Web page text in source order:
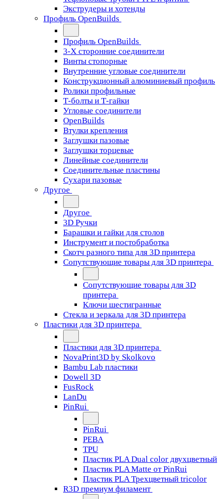
Экструдеры и хотенды
Профиль OpenBuilds
Профиль OpenBuilds
3-Х сторонние соединители
Винты стопорные
Внутренние угловые соединители
Конструкционный алюминиевый профиль
Ролики профильные
Т-болты и Т-гайки
Угловые соединители
OpenBuilds
Втулки крепления
Заглушки пазовые
Заглушки торцевые
Линейные соединители
Соединительные пластины
Сухари пазовые
Другое
Другое
3D Ручки
Барашки и гайки для столов
Инструмент и постобработка
Скотч разного типа для 3D принтера
Сопутствующие товары для 3D принтера
Сопутствующие товары для 3D
принтера
Ключи шестигранные
Стекла и зеркала для 3D принтера
Пластики для 3D принтера
Пластики для 3D принтера
NovaPrint3D by Skolkovo
Bambu Lab пластики
Dowell 3D
FusRock
LanDu
PinRui
PinRui
PEBA
TPU
Пластик PLA Dual color двухцветный
Пластик PLA Matte от PinRui
Пластик PLA Трехцветный tricolor
R3D премиум филамент